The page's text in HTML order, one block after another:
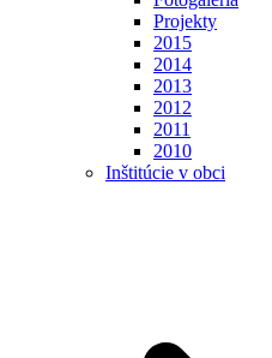
Projekty
2015
2014
2013
2012
2011
2010
Inštitúcie v obci